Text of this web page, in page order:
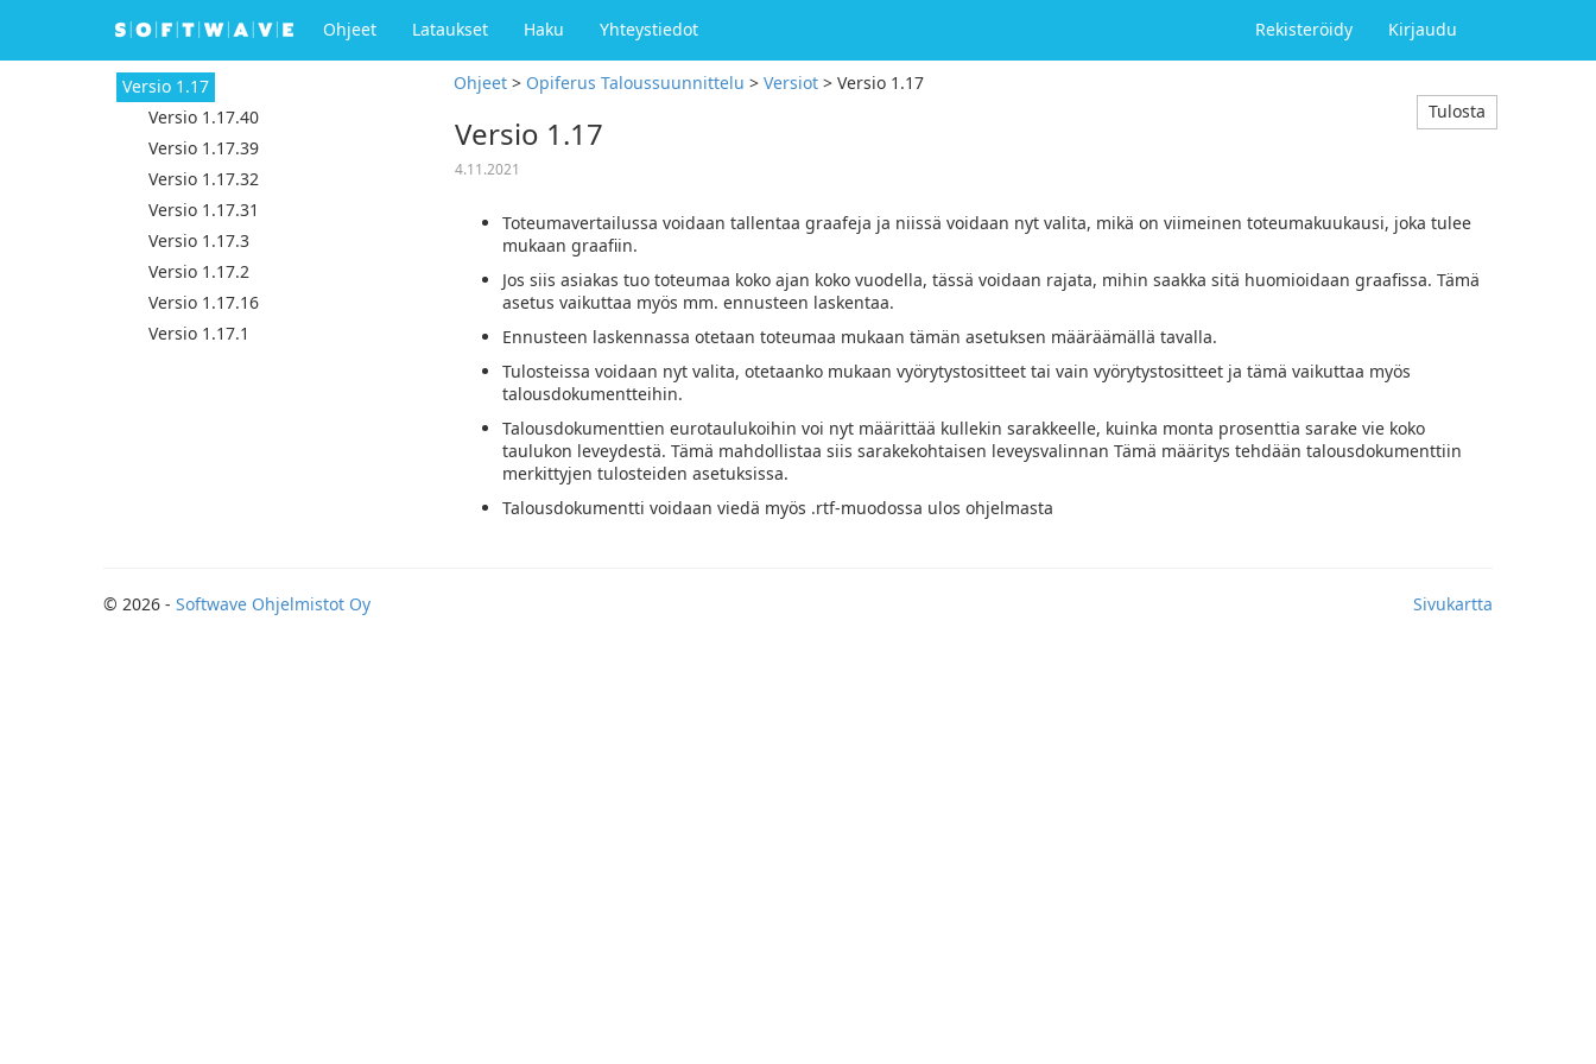
Ohjeet Lataukset Haku Yhteystiedot Rekisteröidy Kirjaudu
Versio 1.17
Versio 1.17.40
Versio 1.17.39
Versio 1.17.32
Versio 1.17.31
Versio 1.17.3
Versio 1.17.2
Versio 1.17.16
Versio 1.17.1
Ohjeet > Opiferus Taloussuunnittelu > Versiot > Versio 1.17
Versio 1.17
4.11.2021
Tulosta
Toteumavertailussa voidaan tallentaa graafeja ja niissä voidaan nyt valita, mikä on viimeinen toteumakuukausi, joka tulee
mukaan graafiin.
Jos siis asiakas tuo toteumaa koko ajan koko vuodella, tässä voidaan rajata, mihin saakka sitä huomioidaan graafissa. Tämä
asetus vaikuttaa myös mm. ennusteen laskentaa.
Ennusteen laskennassa otetaan toteumaa mukaan tämän asetuksen määräämällä tavalla.
Tulosteissa voidaan nyt valita, otetaanko mukaan vyörytystositteet tai vain vyörytystositteet ja tämä vaikuttaa myös
talousdokumentteihin.
Talousdokumenttien eurotaulukoihin voi nyt määrittää kullekin sarakkeelle, kuinka monta prosenttia sarake vie koko
taulukon leveydestä. Tämä mahdollistaa siis sarakekohtaisen leveysvalinnan Tämä määritys tehdään talousdokumenttiin
merkittyjen tulosteiden asetuksissa.
Talousdokumentti voidaan viedä myös .rtf-muodossa ulos ohjelmasta
Sivukartta
© 2026 - Softwave Ohjelmistot Oy